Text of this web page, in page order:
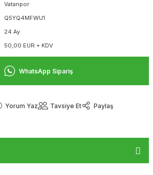
Vatanpor
Q5YQ4MFWU1
24 Ay
50,00 EUR + KDV
WhatsApp Sipariş
Yorum Yaz Tavsiye Et
Paylaş